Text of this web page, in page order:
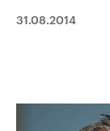
Wahl.
31.08.2014